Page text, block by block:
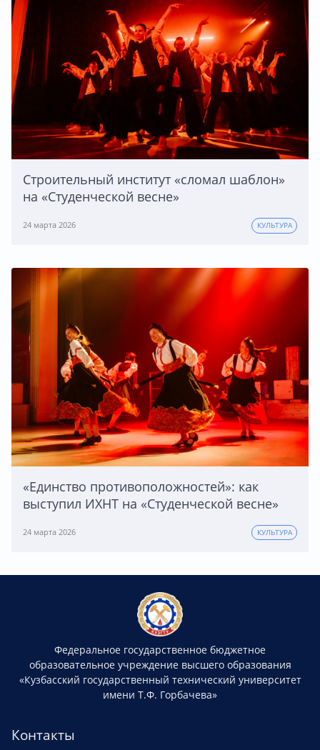
Строительный институт «сломал шаблон»
на «Студенческой весне»
24 марта 2026 КУЛЬТУРА
«Единство противоположностей»: как
выступил ИХНТ на «Студенческой весне»
24 марта 2026 КУЛЬТУРА
Федеральное государственное бюджетное
образовательное учреждение высшего образования
«Кузбасский государственный технический университет
имени Т.Ф. Горбачева»
Контакты